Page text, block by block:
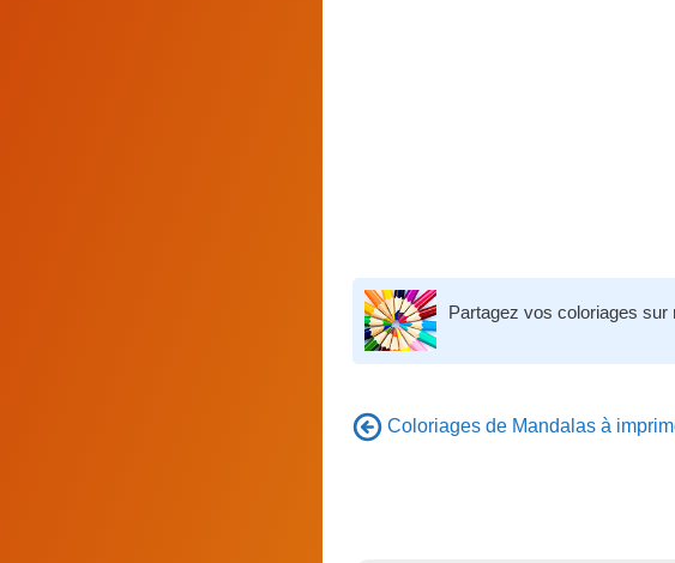
Partagez vos coloriages sur
Coloriages de Mandalas à